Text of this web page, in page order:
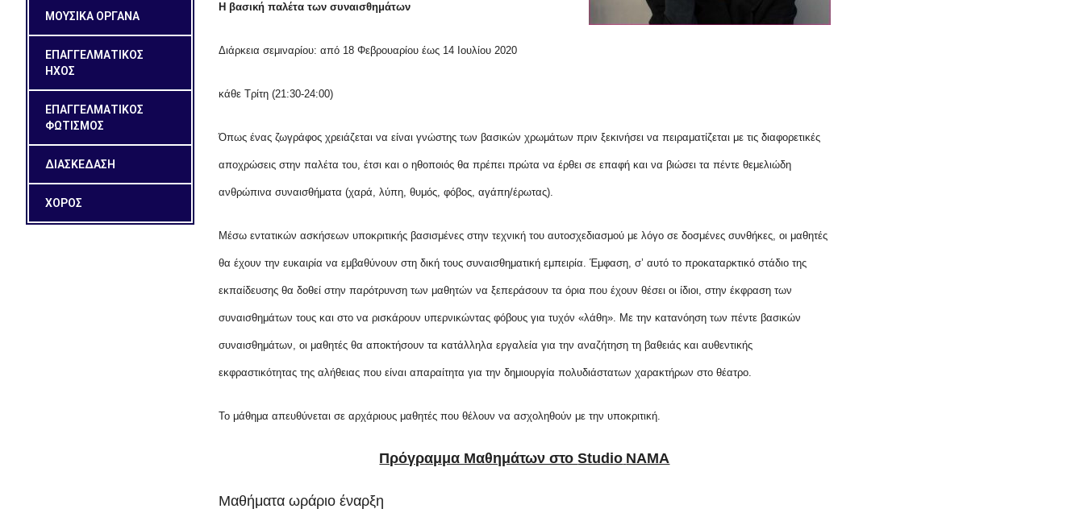
ΜΟΥΣΙΚΑ ΟΡΓΑΝΑ
ΕΠΑΓΓΕΛΜΑΤΙΚΟΣ
ΗΧΟΣ
ΕΠΑΓΓΕΛΜΑΤΙΚΟΣ
ΦΩΤΙΣΜΟΣ
ΔΙΑΣΚΕΔΑΣΗ
ΧΟΡΟΣ
Η βασική παλέτα των συναισθημάτων
Διάρκεια σεμιναρίου: από 18 Φεβρουαρίου έως 14 Ιουλίου 2020
κάθε Τρίτη (21:30-24:00)
Όπως ένας ζωγράφος χρειάζεται να είναι γνώστης των βασικών χρωμάτων πριν ξεκινήσει να πειραματίζεται με τις διαφορετικές
αποχρώσεις στην παλέτα του, έτσι και ο ηθοποιός θα πρέπει πρώτα να έρθει σε επαφή και να βιώσει τα πέντε θεμελιώδη
ανθρώπινα συναισθήματα (χαρά, λύπη, θυμός, φόβος, αγάπη/έρωτας).
Μέσω εντατικών ασκήσεων υποκριτικής βασισμένες στην τεχνική του αυτοσχεδιασμού με λόγο σε δοσμένες συνθήκες, οι μαθητές
θα έχουν την ευκαιρία να εμβαθύνουν στη δική τους συναισθηματική εμπειρία. Έμφαση, σ’ αυτό το προκαταρκτικό στάδιο της
εκπαίδευσης θα δοθεί στην παρότρυνση των μαθητών να ξεπεράσουν τα όρια που έχουν θέσει οι ίδιοι, στην έκφραση των
συναισθημάτων τους και στο να ρισκάρουν υπερνικώντας φόβους για τυχόν «λάθη». Με την κατανόηση των πέντε βασικών
συναισθημάτων, οι μαθητές θα αποκτήσουν τα κατάλληλα εργαλεία για την αναζήτηση τη βαθειάς και αυθεντικής
εκφραστικότητας της αλήθειας που είναι απαραίτητα για την δημιουργία πολυδιάστατων χαρακτήρων στο θέατρο.
Το μάθημα απευθύνεται σε αρχάριους μαθητές που θέλουν να ασχοληθούν με την υποκριτική.
Πρόγραμμα Μαθημάτων στοStudio NAMA
Μαθήματα ωράριο έναρξη